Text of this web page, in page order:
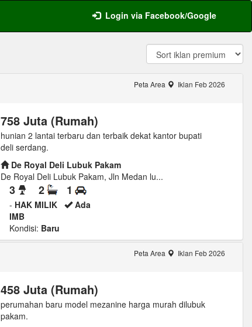
Login via Facebook/Google
Peta Area Iklan Feb 2026
758 Juta (Rumah)
hunian 2 lantai terbaru dan terbaik dekat kantor bupati
deli serdang.
De Royal Deli Lubuk Pakam
De Royal Deli Lubuk Pakam, Jln Medan lu...
3 2 1
- HAK MILIK
Ada
IMB
Kondisi: Baru
Peta Area Iklan Feb 2026
458 Juta (Rumah)
perumahan baru model mezanine harga murah dilubuk
pakam.